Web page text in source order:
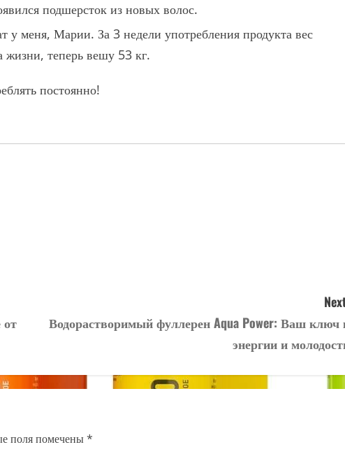
подшерсток из новых волос.
у меня, Марии. За 3 недели употребления продукта вес
жизни, теперь вешу 53 кг.
постоянно!
от
Водорастворимый фуллерен Aqua Power: Ваш ключ
энергии и
поля помечены*